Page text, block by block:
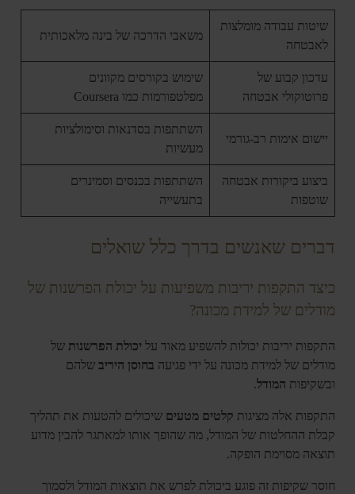
שיטות עבודה מומלצות
לאבטחה
משאבי הדרכה של בינה מלאכותית
עדכון קבוע של
פרוטוקולי אבטחה
שימוש בקורסים מקוונים
מפלטפורמות כמו Coursera
יישום אימות רב-גורמי
השתתפות בסדנאות וסימולציות
מעשיות
ביצוע ביקורות אבטחה
שוטפות
השתתפות בכנסים וסמינרים
בתעשייה
דברים שאנשים בדרך כלל שואלים
כיצד התקפות יריבות משפיעות על יכולת הפרשנות של
מודלים של למידת מכונה?
התקפות יריבות יכולות להשפיע מאוד על יכולת הפרשנות של
מודלים של למידת מכונה על ידי פגיעה בחוסן היריב שלהם
ובשקיפות המודל.
התקפות אלה מציגות קלטים מטעים שיכולים להטעות את תהליך
קבלת ההחלטות של המודל, מה שהופך אותו למאתגר להבין מדוע
תוצאה מסוימת הופקה.
חוסר שקיפות זה פוגע ביכולת לפרש את תוצאות המודל ולסמוך